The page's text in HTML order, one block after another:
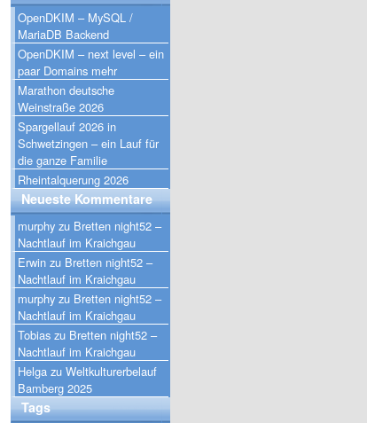
OpenDKIM – MySQL /
MariaDB Backend
OpenDKIM – next level – ein
paar Domains mehr
Marathon deutsche
Weinstraße 2026
Spargellauf 2026 in
Schwetzingen – ein Lauf für
die ganze Familie
Rheintalquerung 2026
Neueste Kommentare
murphy zu Bretten night52 –
Nachtlauf im Kraichgau
Erwin zu Bretten night52 –
Nachtlauf im Kraichgau
murphy zu Bretten night52 –
Nachtlauf im Kraichgau
Tobias zu Bretten night52 –
Nachtlauf im Kraichgau
Helga zu Weltkulturerbelauf
Bamberg 2025
Tags